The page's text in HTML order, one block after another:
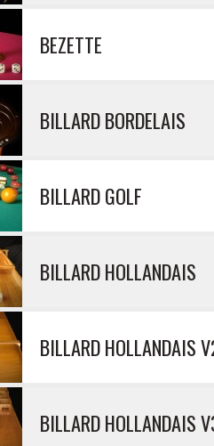
BEZETTE
BILLARD BORDELAIS
BILLARD GOLF
BILLARD HOLLANDAIS
BILLARD HOLLANDAIS
BILLARD HOLLANDAIS